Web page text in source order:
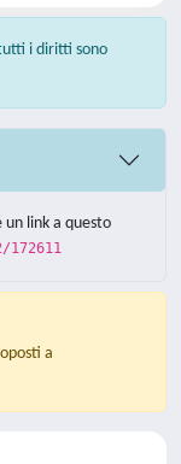
i diritti sono
link a questo
a